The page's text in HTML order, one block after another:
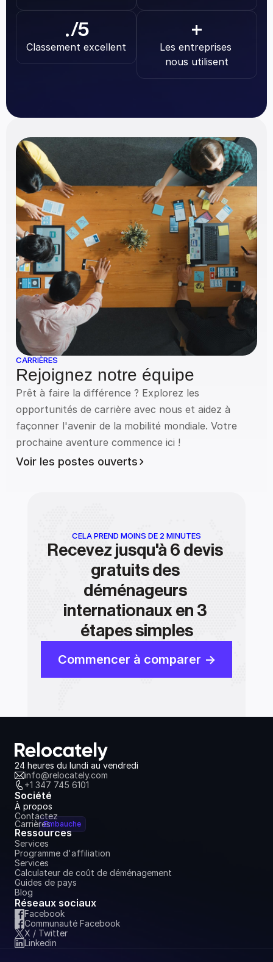
./5
Classement excellent
+
Les entreprises
nous utilisent
CARRIÈRES
Rejoignez notre équipe
Prêt à faire la différence ? Explorez les
opportunités de carrière avec nous et aidez à
façonner l'avenir de la mobilité mondiale. Votre
prochaine aventure commence ici !
Voir les postes ouverts
CELA PREND MOINS DE 2 MINUTES
Recevez jusqu'à 6 devis
gratuits des
déménageurs
internationaux en 3
étapes simples
Commencer à comparer ->
24 heures du lundi au vendredi
info@relocately.com
+1 347 745 6101
Société
À propos
Contactez
CarrièresEmbauche
Ressources
Services
Programme d'affiliation
Services
Calculateur de coût de déménagement
Guides de pays
Blog
Réseaux sociaux
Facebook
Communauté Facebook
X / Twitter
Linkedin